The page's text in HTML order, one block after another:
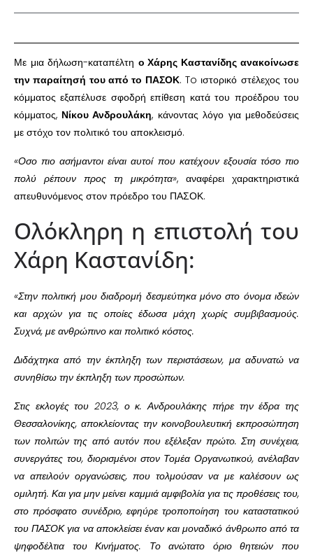
Με μια δήλωση-καταπέλτη ο Χάρης Καστανίδης ανακοίνωσε
την παραίτησή του από το ΠΑΣΟΚ. To ιστορικό στέλεχος του
κόμματος εξαπέλυσε σφοδρή επίθεση κατά του προέδρου του
κόμματος, Νίκου Ανδρουλάκη, κάνοντας λόγο για μεθοδεύσεις
με στόχο τον πολιτικό του αποκλεισμό.
«Οσο πιο ασήμαντοι είναι αυτοί που κατέχουν εξουσία τόσο πιο
πολύ ρέπουν προς τη μικρότητα», αναφέρει χαρακτηριστικά
απευθυνόμενος στον πρόεδρο του ΠΑΣΟΚ.
Ολόκληρη η επιστολή του
Χάρη Καστανίδη:
«Στην πολιτική μου διαδρομή δεσμεύτηκα μόνο στο όνομα ιδεών
και αρχών για τις οποίες έδωσα μάχη χωρίς συμβιβασμούς.
Συχνά, με ανθρώπινο και πολιτικό κόστος.
Διδάχτηκα από την έκπληξη των περιστάσεων, μα αδυνατώ να
συνηθίσω την έκπληξη των προσώπων.
Στις εκλογές του 2023, ο κ. Ανδρουλάκης πήρε την έδρα της
Θεσσαλονίκης, αποκλείοντας την κοινοβουλευτική εκπροσώπηση
των πολιτών της από αυτόν που εξέλεξαν πρώτο. Στη συνέχεια,
συνεργάτες του, διορισμένοι στον Τομέα Οργανωτικού, ανέλαβαν
να απειλούν οργανώσεις, που τολμούσαν να με καλέσουν ως
ομιλητή. Και για μην μείνει καμμιά αμφιβολία για τις προθέσεις του,
στο πρόσφατο συνέδριο, εφηύρε τροποποίηση του καταστατικού
του ΠΑΣΟΚ για να αποκλείσει έναν και μοναδικό άνθρωπο από τα
ψηφοδέλτια του Κινήματος. Το ανώτατο όριο θητειών που